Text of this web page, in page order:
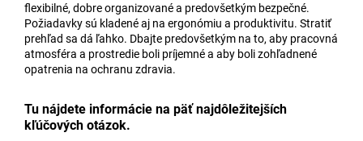
flexibilné, dobre organizované a predovšetkým bezpečné.
Požiadavky sú kladené aj na ergonómiu a produktivitu. Stratiť
prehľad sa dá ľahko. Dbajte predovšetkým na to, aby pracovná
atmosféra a prostredie boli príjemné a aby boli zohľadnené
opatrenia na ochranu zdravia.
Tu nájdete informácie na päť najdôležitejších
kľúčových otázok.